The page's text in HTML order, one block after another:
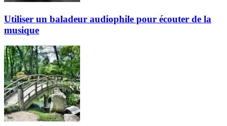
Utiliser un baladeur audiophile pour écouter de la
musique